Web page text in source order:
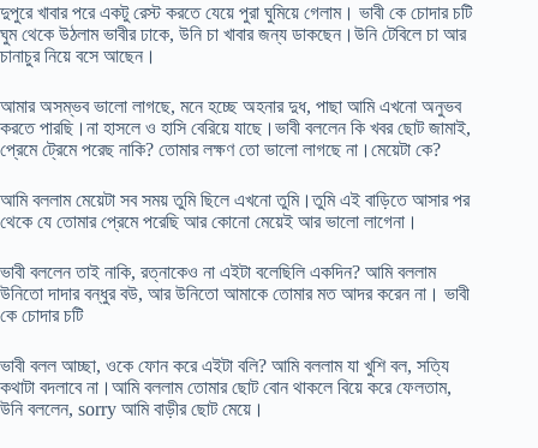
দুপুরে খাবার পরে একটু রেস্ট করতে যেয়ে পুরা ঘুমিয়ে গেলাম। ভাবী কে চোদার চটি
ঘুম থেকে উঠলাম ভাবীর ঢাকে, উনি চা খাবার জন্য ডাকছেন।উনি টেবিলে চা আর
চানাচুর নিয়ে বসে আছেন।
আমার অসম্ভব ভালো লাগছে, মনে হচ্ছে অহনার দুধ, পাছা আমি এখনো অনুভব
করতে পারছি।না হাসলে ও হাসি বেরিয়ে যাছে।ভাবী বললেন কি খবর ছোট জামাই,
প্রেমে ট্রেমে পরেছ নাকি? তোমার লক্ষণ তো ভালো লাগছে না।মেয়েটা কে?
আমি বললাম মেয়েটা সব সময় তুমি ছিলে এখনো তুমি।তুমি এই বাড়িতে আসার পর
থেকে যে তোমার প্রেমে পরেছি আর কোনো মেয়েই আর ভালো লাগেনা।
ভাবী বললেন তাই নাকি, রত্নাকেও না এইটা বলেছিলি একদিন? আমি বললাম
উনিতো দাদার বন্ধুর বউ, আর উনিতো আমাকে তোমার মত আদর করেন না। ভাবী
কে চোদার চটি
ভাবী বলল আচ্ছা, ওকে ফোন করে এইটা বলি? আমি বললাম যা খুশি বল, সত্যি
কথাটা বদলাবে না।আমি বললাম তোমার ছোট বোন থাকলে বিয়ে করে ফেলতাম,
উনি বললেন, sorry আমি বাড়ীর ছোট মেয়ে।